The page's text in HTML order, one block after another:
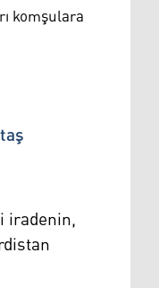
komşulara
iradenin,